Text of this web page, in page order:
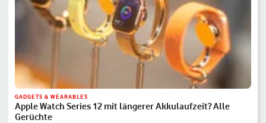
GADGETS & WEARABLES
Apple Watch Series 12 mit längerer Akkulaufzeit? Alle
Gerüchte